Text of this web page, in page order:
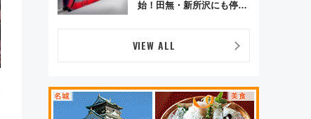
始！田無・新所沢にも停
VIEW ALL